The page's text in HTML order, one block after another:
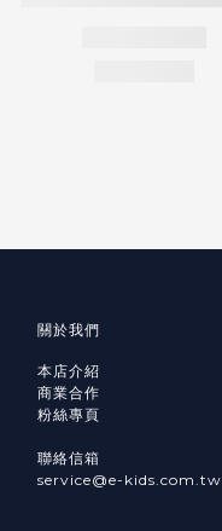
關於我們
本店介紹
商業合作
粉絲專頁
聯絡信箱
service@e-kids.com.tw